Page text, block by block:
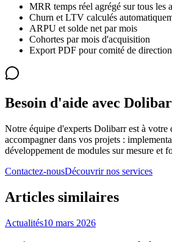
MRR temps réel agrégé sur tous les
Churn et LTV calculés
ARPU et solde net par mois
Cohortes par mois d'acquisition
Export PDF pour comité de direction
Besoin d'aide avec
Notre équipe d'experts Dolibarr est à votre
accompagner dans vos projets :
développement de modules sur mesure et
Contactez-nousDécouvrir nos services
Articles similaires
Actualités10 mars 2026